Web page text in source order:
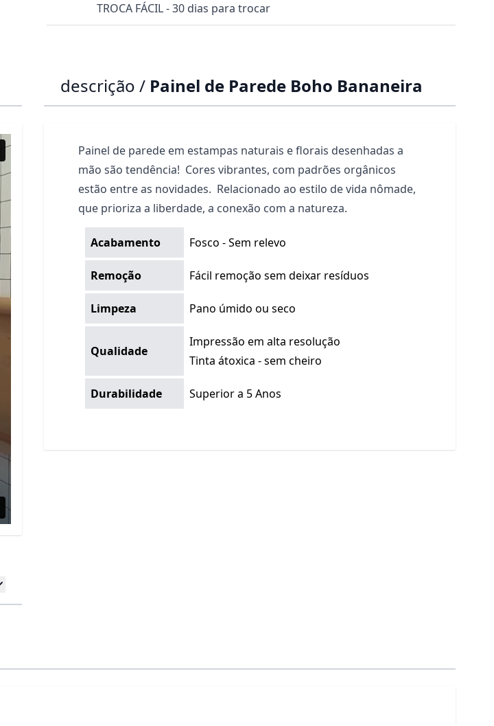
TROCA FÁCIL - 30 dias para trocar
descrição / Painel de Parede Boho Bananeira
Painel de parede em estampas naturais e florais desenhadas a
mão são tendência! Cores vibrantes, com padrões orgânicos
estão entre as novidades. Relacionado ao estilo de vida nômade,
que prioriza a liberdade, a conexão com a natureza.
Acabamento Fosco - Sem relevo
Remoção Fácil remoção sem deixar resíduos
Limpeza Pano úmido ou seco
Qualidade
Impressão em alta resolução
Tinta átoxica - sem cheiro
Durabilidade Superior a 5 Anos